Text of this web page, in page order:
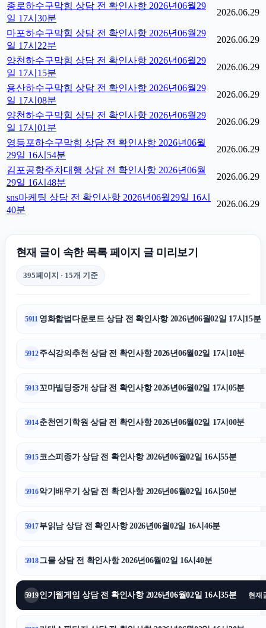
종로하수구막힘 상담 전 확인사항 2026년06월29
일 17시30분
2026.06.29
마포하수구막힘 상담 전 확인사항 2026년06월29
일 17시22분
2026.06.29
양천하수구막힘 상담 전 확인사항 2026년06월29
일 17시15분
2026.06.29
용산하수구막힘 상담 전 확인사항 2026년06월29
일 17시08분
2026.06.29
양천하수구막힘 상담 전 확인사항 2026년06월29
일 17시01분
2026.06.29
영등포하수구막힘 상담 전 확인사항 2026년06월
29일 16시54분
2026.06.29
김포공항주차대행 상담 전 확인사항 2026년06월
29일 16시48분
2026.06.29
sns마케팅 상담 전 확인사항 2026년06월29일 16시
40분
2026.06.29
현재 글이 속한 목록 페이지 글 미리보기
395페이지 · 15개 기준
5911 영화합법다운로드 상담 전 확인사항 2026년06월02일 17시15분
5912주식강의추천 상담 전 확인사항 2026년06월02일 17시10분
5913꼬마빌딩중개 상담 전 확인사항 2026년06월02일 17시05분
5914춘천연기학원 상담 전 확인사항 2026년06월02일 17시00분
5915코스피종가 상담 전 확인사항 2026년06월02일 16시55분
5916악기배우기 상담 전 확인사항 2026년06월02일 16시50분
5917부읽남 상담 전 확인사항 2026년06월02일 16시46분
5918그물 상담 전 확인사항 2026년06월02일 16시40분
5919인기웹게임 상담 전 확인사항 2026년06월02일 16시35분 현재